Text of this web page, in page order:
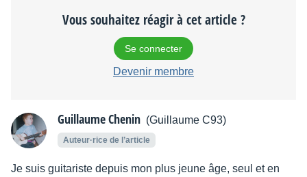
Vous souhaitez réagir à cet article ?
Se connecter
Devenir membre
Guillaume Chenin (Guillaume C93)
Auteur·rice de l’article
Je suis guitariste depuis mon plus jeune âge, seul et en